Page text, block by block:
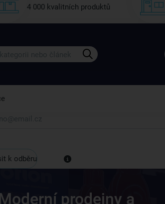
4 000 kvalitních produktů
se k odběru našeho newsletteru.
k odběru
prodejny a